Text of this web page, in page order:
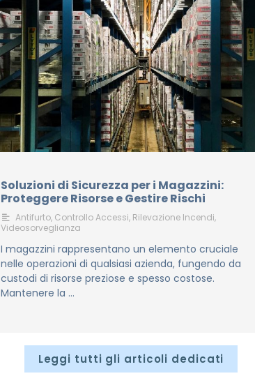
Soluzioni di Sicurezza per i Magazzini:
Proteggere Risorse e Gestire Rischi
Antifurto, Controllo Accessi, Rilevazione Incendi,
Videosorveglianza
I magazzini rappresentano un elemento cruciale
nelle operazioni di qualsiasi azienda, fungendo da
custodi di risorse preziose e spesso costose.
Mantenere la …
Leggi tutti gli articoli dedicati